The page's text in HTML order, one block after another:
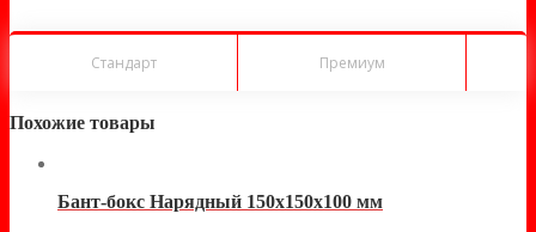
Стандарт Премиум
Похожие товары
Бант-бокс Нарядный 150х150х100 мм